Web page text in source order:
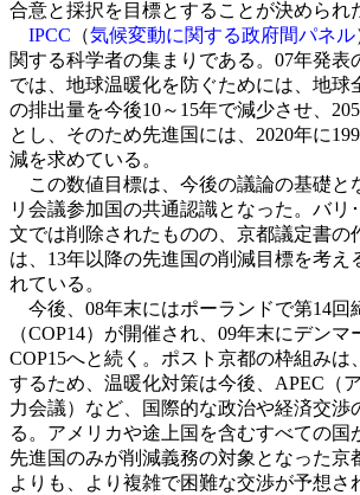
合意と採択を目標とすることが決められ
IPCC （気候変動に関する政府間パネル
関する科学者の集まりである。07年発表
では、地球温暖化を防ぐためには、地球
の排出量を今後10～15年で減少させ、
とし、そのため先進国には、2020年に
減を求めている。
この数値目標は、今後の議論の基礎と
リ会議参加国の共通認識となった。バリ
文では削除されたものの、京都議定書の
は、13年以降の先進国の削減目標を考え
れている。
今後、08年末にはポーランドで第14回
（COP14）が開催され、09年末にデン
COP15へと続く。ポスト京都の枠組みは
するため、温暖化対策は今後、APEC（
力会議）など、国際的な政治や経済交渉
る。アメリカや途上国を含むすべての国
先進国のみが削減義務の対象となった京
よりも、より複雑で困難な交渉が予想さ